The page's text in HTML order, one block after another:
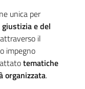
unica per
e del
il
impegno
tematiche
organizzata.